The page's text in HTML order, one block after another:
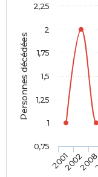
Personnes décédées
20012002
0,75
1
1,25
1,5
1,75
2
2,25